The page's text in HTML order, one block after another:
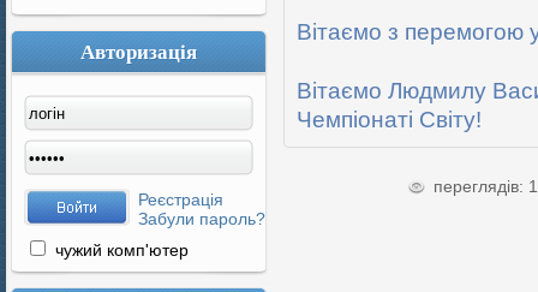
Авторизація
Реєстрація
Забули пароль?
чужий комп'ютер
Вітаємо з перемогою
Вітаємо Людмилу
Чемпіонаті Світу!
переглядів: